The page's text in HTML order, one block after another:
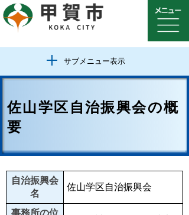
サブメニュー表示
佐山学区自治振興会の概
要
自治振興会
名
佐山学区自治振興会
事務所の位